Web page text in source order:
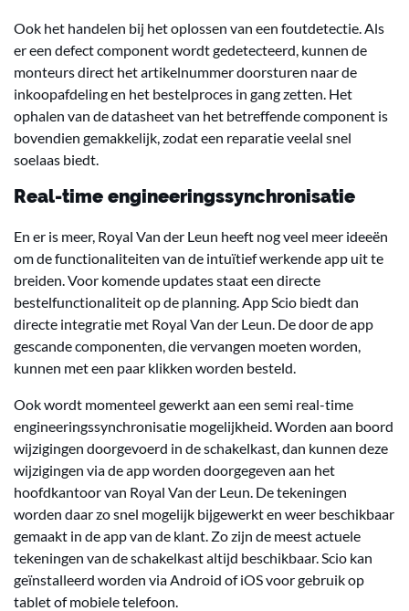
Ook het handelen bij het oplossen van een foutdetectie. Als
er een defect component wordt gedetecteerd, kunnen de
monteurs direct het artikelnummer doorsturen naar de
inkoopafdeling en het bestelproces in gang zetten. Het
ophalen van de datasheet van het betreffende component is
bovendien gemakkelijk, zodat een reparatie veelal snel
soelaas biedt.
Real-time engineeringssynchronisatie
En er is meer, Royal Van der Leun heeft nog veel meer ideeën
om de functionaliteiten van de intuïtief werkende app uit te
breiden. Voor komende updates staat een directe
bestelfunctionaliteit op de planning. App Scio biedt dan
directe integratie met Royal Van der Leun. De door de app
gescande componenten, die vervangen moeten worden,
kunnen met een paar klikken worden besteld.
Ook wordt momenteel gewerkt aan een semi real-time
engineeringssynchronisatie mogelijkheid. Worden aan boord
wijzigingen doorgevoerd in de schakelkast, dan kunnen deze
wijzigingen via de app worden doorgegeven aan het
hoofdkantoor van Royal Van der Leun. De tekeningen
worden daar zo snel mogelijk bijgewerkt en weer beschikbaar
gemaakt in de app van de klant. Zo zijn de meest actuele
tekeningen van de schakelkast altijd beschikbaar. Scio kan
geïnstalleerd worden via Android of iOS voor gebruik op
tablet of mobiele telefoon.